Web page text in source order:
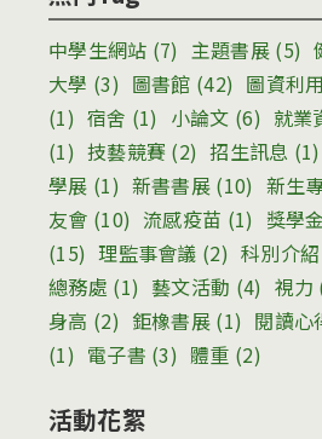
中學生網站 (7) 主題書展(5)
大學 (3) 圖書館 (42) 圖資利
(1) 宿舍 (1) 小論文 (6) 就業
(1) 技藝競賽 (2) 招生訊息 (1)
學展 (1) 新書書展 (10) 新生
友會 (10) 流感疫苗 (1) 獎學金
(15) 理監事會議 (2) 科別介紹
總務處 (1) 藝文活動 (4) 視力
身高 (2) 鉅橡書展 (1) 閱讀心
(1) 電子書 (3) 體重 (2)
活動花絮